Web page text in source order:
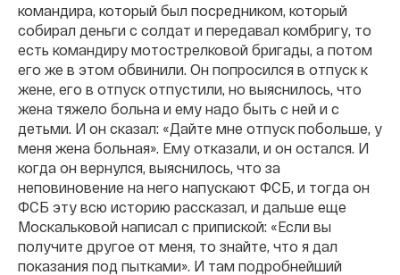
командира, который был посредником, который
собирал деньги с солдат и передавал комбригу, то
есть командиру мотострелковой бригады, а потом
его же в этом обвинили. Он попросился в отпуск к
жене, его в отпуск отпустили, но выяснилось, что
жена тяжело больна и ему надо быть с ней и с
детьми. И он сказал: «Дайте мне отпуск побольше, у
меня жена больная». Ему отказали, и он остался. И
когда он вернулся, выяснилось, что за
неповиновение на него напускают ФСБ, и тогда он
ФСБ эту всю историю рассказал, и дальше еще
Москальковой написал с припиской: «Если вы
получите другое от меня, то знайте, что я дал
показания под пытками». И там подробнейший